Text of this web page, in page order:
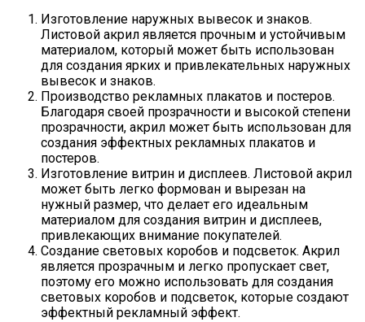
Изготовление наружных вывесок и знаков.
Листовой акрил является прочным и устойчивым
материалом, который может быть использован
для создания ярких и привлекательных наружных
вывесок и знаков.
Производство рекламных плакатов и постеров.
Благодаря своей прозрачности и высокой степени
прозрачности, акрил может быть использован для
создания эффектных рекламных плакатов и
постеров.
Изготовление витрин и дисплеев. Листовой акрил
может быть легко формован и вырезан на
нужный размер, что делает его идеальным
материалом для создания витрин и дисплеев,
привлекающих внимание покупателей.
Создание световых коробов и подсветок. Акрил
является прозрачным и легко пропускает свет,
поэтому его можно использовать для создания
световых коробов и подсветок, которые создают
эффектный рекламный эффект.